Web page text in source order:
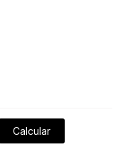
Calcular